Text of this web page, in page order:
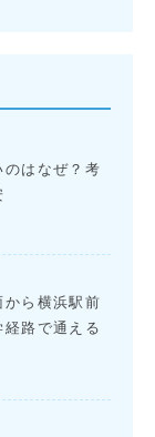
はなぜ？考
から横浜駅前
路で通える